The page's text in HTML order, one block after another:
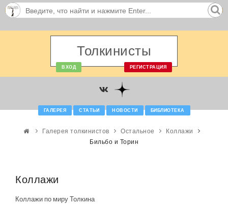
Толкинисты
ВХОД РЕГИСТРАЦИЯ
ГАЛЕРЕЯ СТАТЬИ НОВОСТИ БИБЛИОТЕКА
Галерея толкинистов Остальное
Коллажи
Бильбо и Торин
Коллажи
Коллажи по миру Толкина